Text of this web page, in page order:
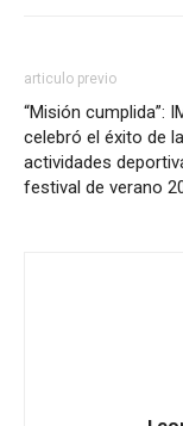
articulo previo
“Misión cumplida”:
celebró el éxito de
actividades
festival de verano